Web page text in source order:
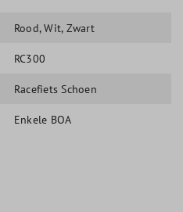
Rood, Wit, Zwart
RC300
Racefiets Schoen
Enkele BOA